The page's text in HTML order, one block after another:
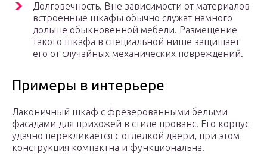
Долговечность. Вне зависимости от материалов
встроенные шкафы обычно служат намного
дольше обыкновенной мебели. Размещение
такого шкафа в специальной нише защищает
его от случайных механических повреждений.
Примеры в интерьере
Лаконичный шкаф с фрезерованными белыми
фасадами для прихожей в стиле прованс. Его корпус
удачно перекликается с отделкой двери, при этом
конструкция компактна и функциональна.